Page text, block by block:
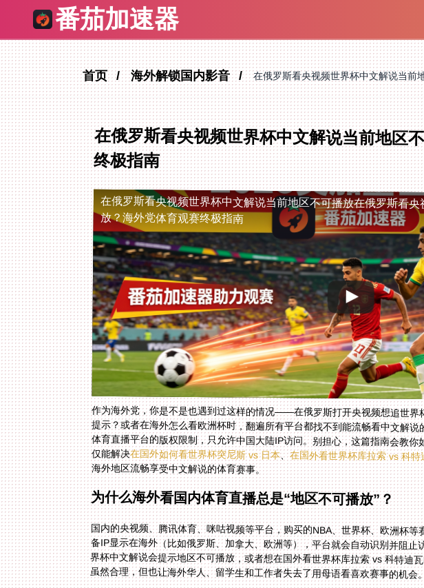
番茄加速器
首页 海外解锁国内影音 在俄罗斯看央视频世界杯中文解说当前
在俄罗斯看央视频世界杯中文解说当前地区
终极指南
在俄罗斯看央视频世界杯中文解说当前地区不可播放在俄罗斯看央
放？海外党体育观赛终极指南
作为海外党，你是不是也遇到过这样的情况——在俄罗斯打开央视频想追世界
提示？或者在海外怎么看欧洲杯时，翻遍所有平台都找不到能流畅看中文解说
体育直播平台的版权限制，只允许中国大陆IP访问。别担心，这篇指南会教你
仅能解决在国外如何看世界杯突尼斯 vs 日本、在国外看世界杯库拉索 vs 科
海外地区流畅享受中文解说的体育赛事。
为什么海外看国内体育直播总是“地区不可播放”？
国内的央视频、腾讯体育、咪咕视频等平台，购买的NBA、世界杯、欧洲杯
备IP显示在海外（比如俄罗斯、加拿大、欧洲等），平台就会自动识别并阻
界杯中文解说会提示地区不可播放，或者想在国外看世界杯库拉索 vs 科特迪
虽然合理，但也让海外华人、留学生和工作者失去了用母语看喜欢赛事的机会